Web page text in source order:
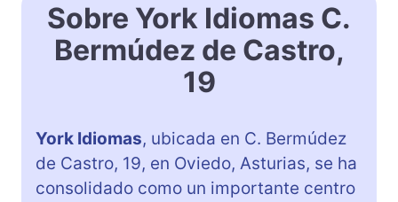
Sobre York Idiomas C.
Bermúdez de Castro,
19
York Idiomas, ubicada en C. Bermúdez
de Castro, 19, en Oviedo, Asturias, se ha
consolidado como un importante centro